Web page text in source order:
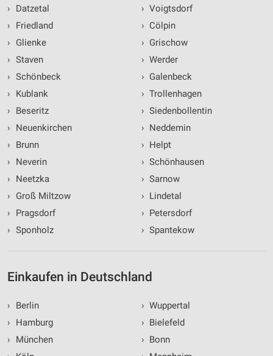
›
Datzetal
›
Friedland
›
Glienke
› Staven
› Schönbeck
›
Kublank
›
Beseritz
›
Neuenkirchen
›
Brunn
›
Neverin
›
Neetzka
›
Groß Miltzow
›
Pragsdorf
› Sponholz
› Voigtsdorf
› Cölpin
› Grischow
› Werder
› Galenbeck
› Trollenhagen
› Siedenbollentin
› Neddemin
› Helpt
› Schönhausen
› Sarnow
› Lindetal
› Petersdorf
› Spantekow
Einkaufen in Deutschland
›
Berlin
›
Hamburg
›
München
› Wuppertal
› Bielefeld
› Bonn